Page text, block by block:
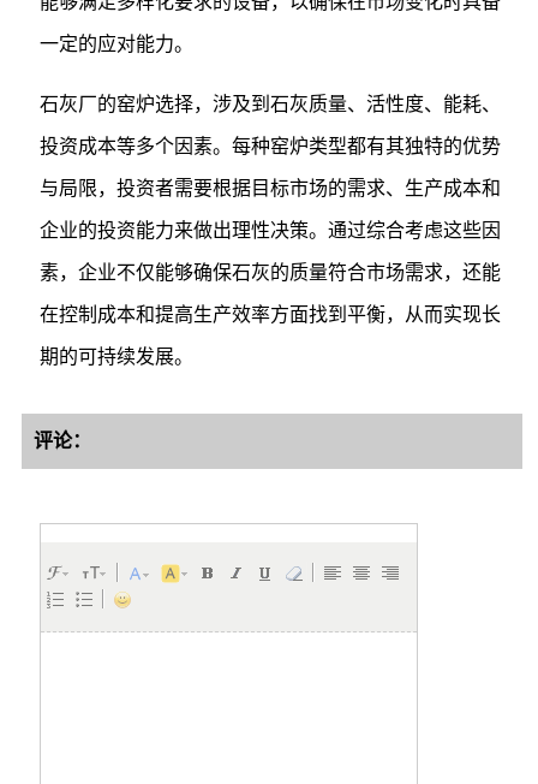
一定的应对能力。
石灰厂的窑炉选择，涉及到石灰质量、活性度、能耗、
投资成本等多个因素。每种窑炉类型都有其独特的优势
与局限，投资者需要根据目标市场的需求、生产成本和
企业的投资能力来做出理性决策。通过综合考虑这些因
素，企业不仅能够确保石灰的质量符合市场需求，还能
在控制成本和提高生产效率方面找到平衡，从而实现长
期的可持续发展。
评论：